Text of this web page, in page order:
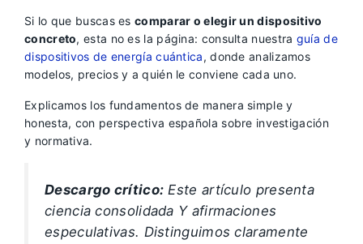
Si lo que buscas es comparar o elegir un dispositivo
concreto, esta no es la página: consulta nuestra guía de
dispositivos de energía cuántica, donde analizamos
modelos, precios y a quién le conviene cada uno.
Explicamos los fundamentos de manera simple y
honesta, con perspectiva española sobre investigación
y normativa.
Descargo crítico: Este artículo presenta
ciencia consolidada Y afirmaciones
especulativas. Distinguimos claramente